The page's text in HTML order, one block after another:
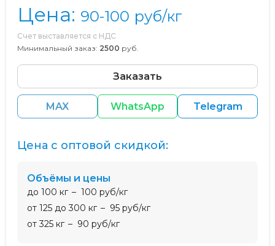
Цена: 90-100 руб/кг
Счет выставляется с НДС
Минимальный заказ: 2500 руб.
Заказать
MAX WhatsApp Telegram
Цена с оптовой скидкой:
Объёмы и цены
до 100 кг
100 руб/кг
от 125 до 300 кг
95 руб/кг
от 325 кг
90 руб/кг